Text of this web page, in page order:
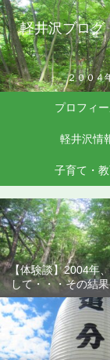
軽井沢ブロ
２００４
プロフィ
軽井沢情
子育て・
【体験談】2004年
して・・・その結
敗や後悔しないた
きたいこと